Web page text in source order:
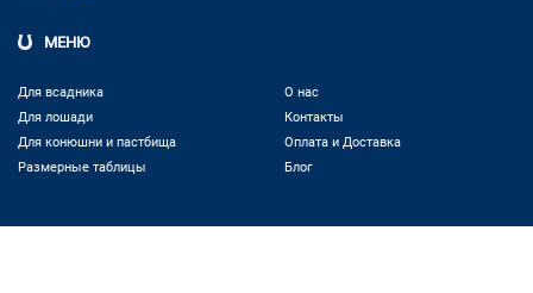
МЕНЮ
Для всадника
Для лошади
Для конюшни и пастбища
Размерные таблицы
О нас
Контакты
Оплата и Доставка
Блог